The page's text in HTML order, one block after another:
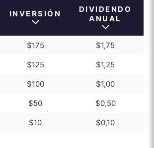
INVERSIÓN
DIVIDENDO
ANUAL
$175 $1,75
$125 $1,25
$100 $1,00
$50 $0,50
$10 $0,10